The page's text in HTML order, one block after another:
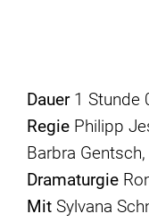
Dauer1 Stunde
Regie Philipp
Barbra
Dramaturgie
Mit Sylvana